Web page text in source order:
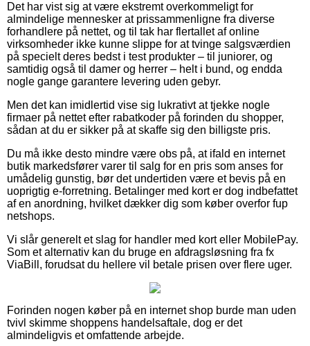
Det har vist sig at være ekstremt overkommeligt for
almindelige mennesker at prissammenligne fra diverse
forhandlere på nettet, og til tak har flertallet af online
virksomheder ikke kunne slippe for at tvinge salgsværdien
på specielt deres bedst i test produkter – til juniorer, og
samtidig også til damer og herrer – helt i bund, og endda
nogle gange garantere levering uden gebyr.
Men det kan imidlertid vise sig lukrativt at tjekke nogle
firmaer på nettet efter rabatkoder på forinden du shopper,
sådan at du er sikker på at skaffe sig den billigste pris.
Du må ikke desto mindre være obs på, at ifald en internet
butik markedsfører varer til salg for en pris som anses for
umådelig gunstig, bør det undertiden være et bevis på en
uoprigtig e-forretning. Betalinger med kort er dog indbefattet
af en anordning, hvilket dækker dig som køber overfor fup
netshops.
Vi slår generelt et slag for handler med kort eller MobilePay.
Som et alternativ kan du bruge en afdragsløsning fra fx
ViaBill, forudsat du hellere vil betale prisen over flere uger.
Forinden nogen køber på en internet shop burde man uden
tvivl skimme shoppens handelsaftale, dog er det
almindeligvis et omfattende arbejde.